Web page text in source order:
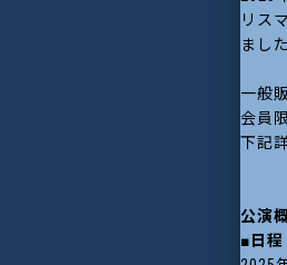
リス
まし
一般
会員
下記
公演
■日程